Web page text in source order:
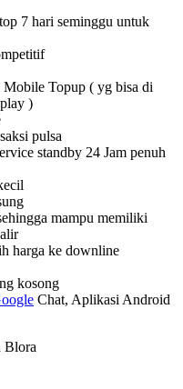
7 hari seminggu untuk
Topup ( yg bisa di
)
pulsa
standby 24 Jam penuh
mampu memiliki
harga ke downline
kosong
Chat, Aplikasi Android
Blora